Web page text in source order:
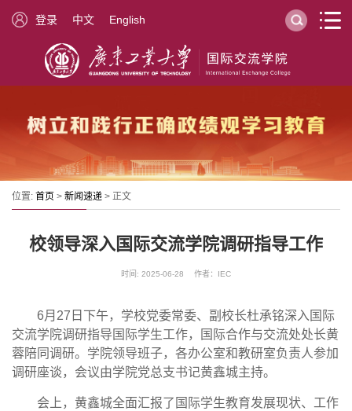
登录 中文 English
位置: 首页 > 新闻速递 > 正文
校领导深入国际交流学院调研指导工作
时间: 2025-06-28 作者：IEC
6月27日下午，学校党委常委、副校长杜承铭深入国际
交流学院调研指导国际学生工作，国际合作与交流处处长黄
蓉陪同调研。学院领导班子，各办公室和教研室负责人参加
调研座谈，会议由学院党总支书记黄鑫城主持。
会上，黄鑫城全面汇报了国际学生教育发展现状、工作